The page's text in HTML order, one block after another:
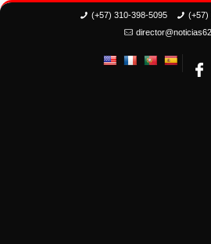
(+57) 310-398-5095
(+57)